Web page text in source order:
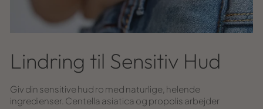
Lindring til Sensitiv Hud
Giv din sensitive hud ro med naturlige, helende
ingredienser. Centella asiatica og propolis arbejder